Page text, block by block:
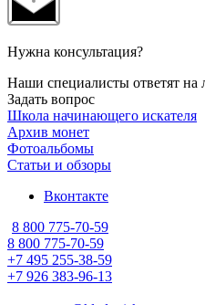
Нужна консультация?
Наши специалисты ответят
Задать вопрос
Школа начинающего искателя
Архив монет
Фотоальбомы
Статьи и обзоры
Вконтакте
8 800 775-70-59
8 800 775-70-59
+7 495 255-38-59
+7 926 383-96-13